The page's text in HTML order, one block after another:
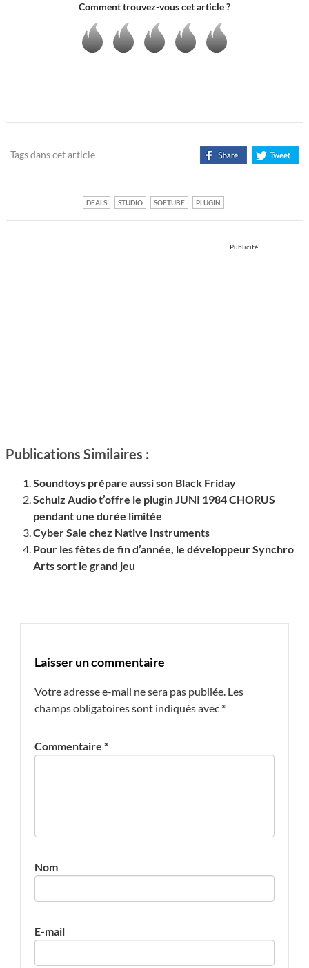
Comment trouvez-vous cet article ?
Tags dans cet article
DEALS STUDIO SOFTUBE PLUGIN
Publicité
Publications Similaires :
Soundtoys prépare aussi son Black Friday
Schulz Audio t’offre le plugin JUNI 1984 CHORUS
pendant une durée limitée
Cyber Sale chez Native Instruments
Pour les fêtes de fin d’année, le développeur Synchro
Arts sort le grand jeu
Laisser un commentaire
Votre adresse e-mail ne sera pas publiée. Les
champs obligatoires sont indiqués avec *
Commentaire *
Nom
E-mail